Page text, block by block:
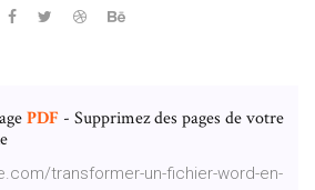
PDF - Supprimez des pages de votre
transformer-un-fichier-word-en-